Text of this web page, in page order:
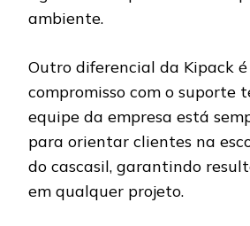
ambiente.
Outro diferencial da Kipack é
compromisso com o suporte
equipe da empresa está
para orientar clientes na
do cascasil, garantindo
em qualquer projeto.